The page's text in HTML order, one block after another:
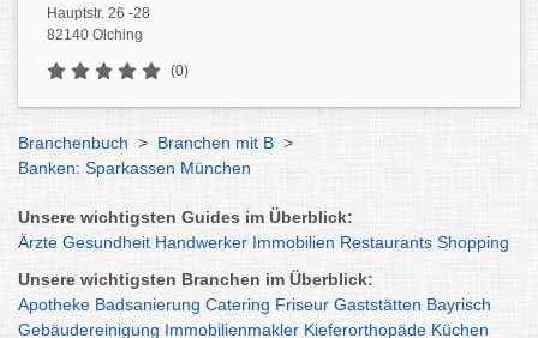
Hauptstr. 26 -28
82140 Olching
(0)
Branchenbuch > Branchen mit B >
Banken: Sparkassen München
Unsere wichtigsten Guides im Überblick:
Ärzte Gesundheit Handwerker Immobilien Restaurants Shopping
Unsere wichtigsten Branchen im Überblick:
Apotheke Badsanierung Catering Friseur Gaststätten Bayrisch
Gebäudereinigung Immobilienmakler Kieferorthopäde Küchen